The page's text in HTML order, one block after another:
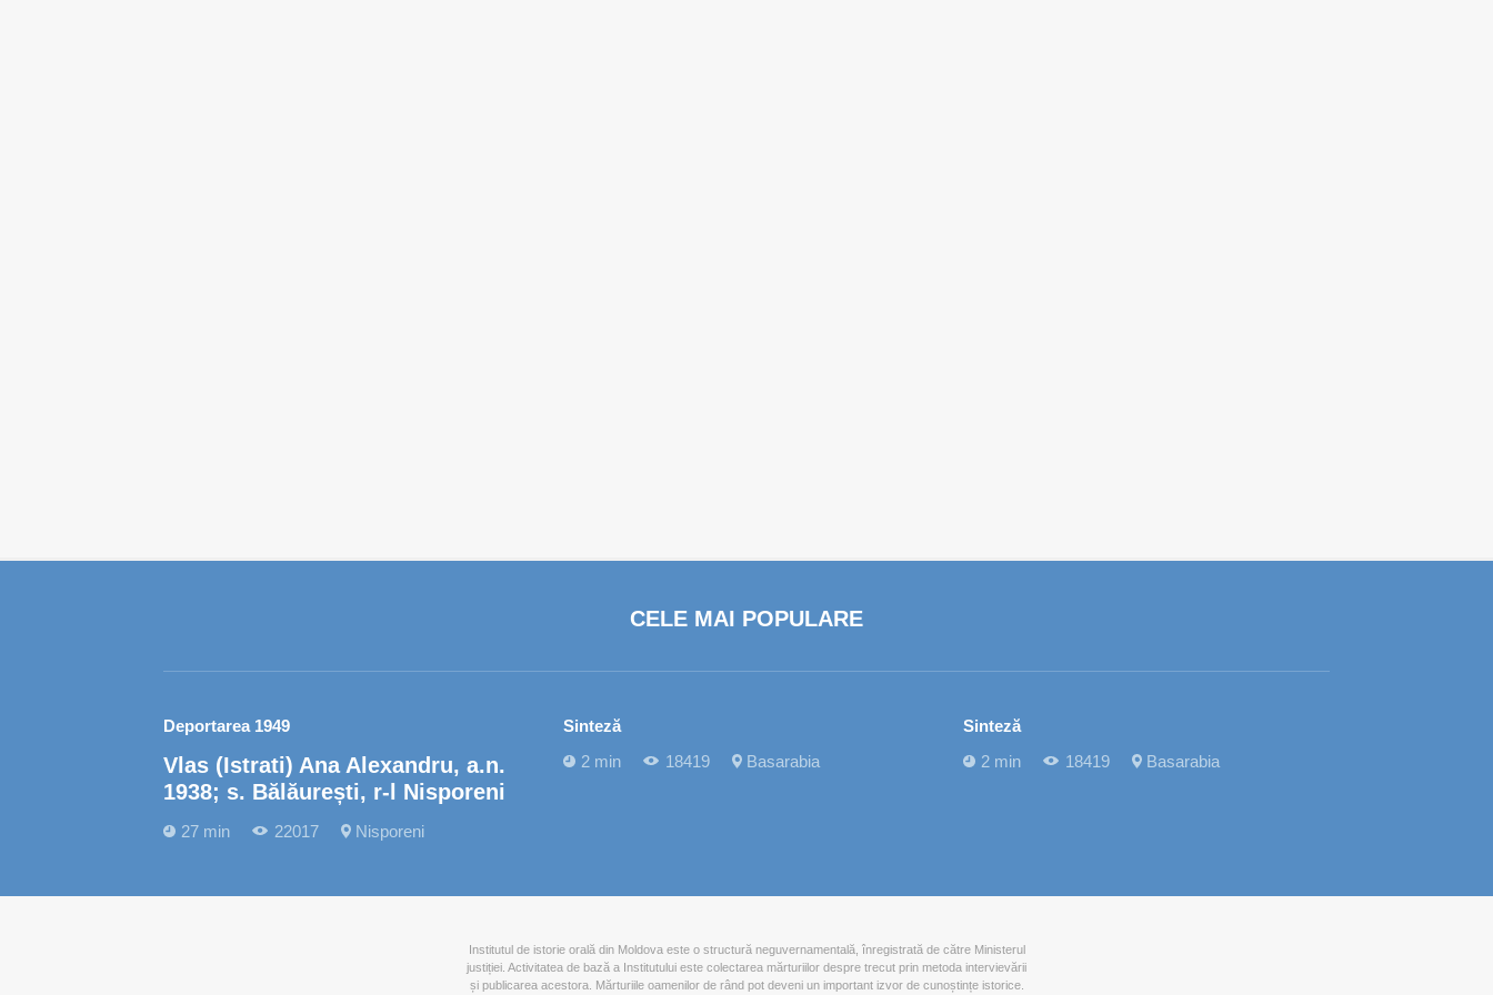
CELE MAI POPULARE
Deportarea 1949
Vlas (Istrati) Ana Alexandru, a.n.
1938; s. Bălăurești, r-l Nisporeni
27 min 22017 Nisporeni
Sinteză
2 min
18419 Basarabia
Sinteză
2 min
18419 Basarabia
Institutul de istorie orală din Moldova este o structură neguvernamentală, înregistrată de către Ministerul
justiției. Activitatea de bază a Institutului este colectarea mărturiilor despre trecut prin metoda intervievării
și publicarea acestora. Mărturiile oamenilor de rând pot deveni un important izvor de cunoștințe istorice.